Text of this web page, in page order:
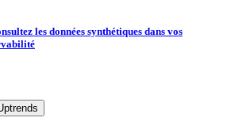
les données synthétiques dans vos